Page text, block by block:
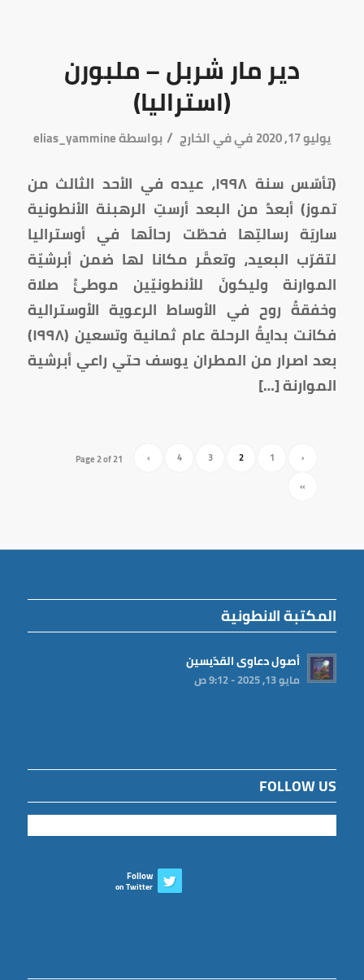
دير مار شربل – ملبورن
(استراليا)
يوليو 17, 2020 فيفي الخارج /بواسطةelias_yammine
(تأسّس سنة ١٩٩٨، عيده في الأحد الثالث من
تموز) أبعدُ من البعد أرستِ الرهبنة الأنطونية
ساريَة رسالتِها فحطّت رحالَها في أوستراليا
لتقرّب البعيد، وتعمَّر مكانا لها ضمن أبرشيّة
الموارنة وليكونَ للأنطونيّين موطئُ صلاة
وخفقةُ روح في الأوساط الرعوية الأوسترالية
فكانت بدايةُ الرحلة عام ثمانية وتسعين (١٩٩٨)
بعد اصرار من المطران يوسف حتي راعي أبرشية
الموارنة […]
Page 2 of 21 ‹
1
2
3
4
›
»
المكتبة الانطونية
أصول دعاوى القدّيسين
مايو 13, 2025 - 9:12 ص
FOLLOW US
Follow
on Twitter